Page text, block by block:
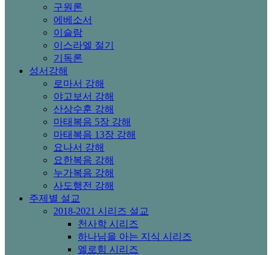
구원론
에베소서
이슬람
이스라엘 절기
기독론
성서강해
로마서 강해
야고보서 강해
산상수훈 강해
마태복음 5장 강해
마태복음 13장 강해
요나서 강해
요한복음 강해
누가복음 강해
사도행전 강해
주제별 설교
2018-2021 시리즈 설교
천사학 시리즈
하나님을 아는 지식 시리즈
엘로힘 시리즈